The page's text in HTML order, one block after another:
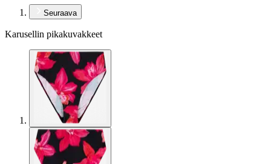
Seuraava
Karusellin pikakuvakkeet